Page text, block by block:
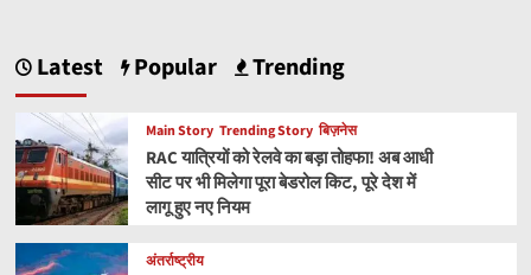
Latest Popular Trending
Main Story Trending Story बिज़नेस
RAC यात्रियों को रेलवे का बड़ा तोहफा! अब आधी
सीट पर भी मिलेगा पूरा बेडरोल किट, पूरे देश में
लागू हुए नए नियम
अंतर्राष्ट्रीय